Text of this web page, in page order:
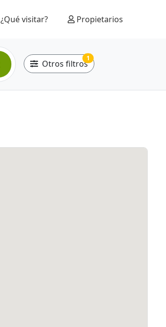
¿Qué visitar? Propietarios
Otros filtros
1